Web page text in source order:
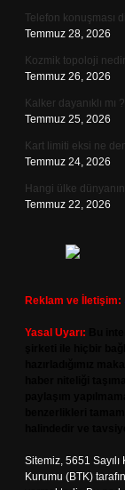
Telefon konuşması
Temmuz 28, 2026
Kozmik topoloji
Temmuz 26, 2026
Kalker dayanıklı mı ?
Temmuz 25, 2026
Kart limiti eksi ne
Temmuz 24, 2026
Hangi ülke
Temmuz 22, 2026
Reklam ve İletişim:
Yasal Uyarı:
Sitemiz, 5651
Kurumu (BTK)